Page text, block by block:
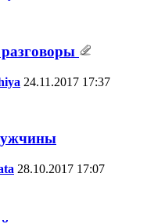
24.11.2017 17:37
28.10.2017 17:07